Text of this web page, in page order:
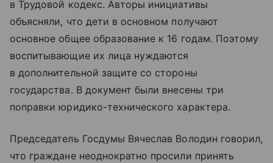
в Трудовой кодекс. Авторы инициативы
объясняли, что дети в основном получают
основное общее образование к 16 годам. Поэтому
воспитывающие их лица нуждаются
в дополнительной защите со стороны
государства. В документ были внесены три
поправки юридико-технического характера.
Председатель Госдумы Вячеслав Володин говорил,
что граждане неоднократно просили принять